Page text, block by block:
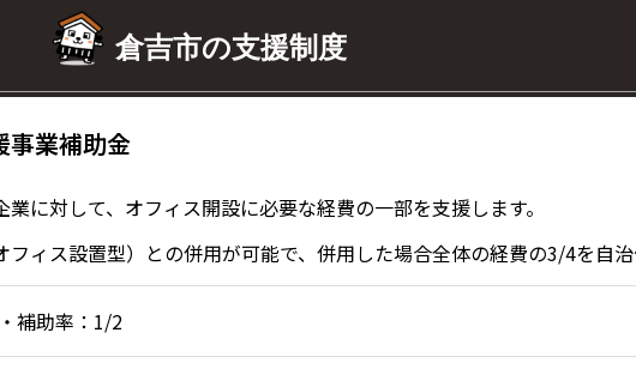
倉吉市の支援制度
事業補助金
に対して、オフィス開設に必要な経費の一部を支援します。
ィス設置型）との併用が可能で、併用した場合全体の経費の3/4を自
補助率：1/2